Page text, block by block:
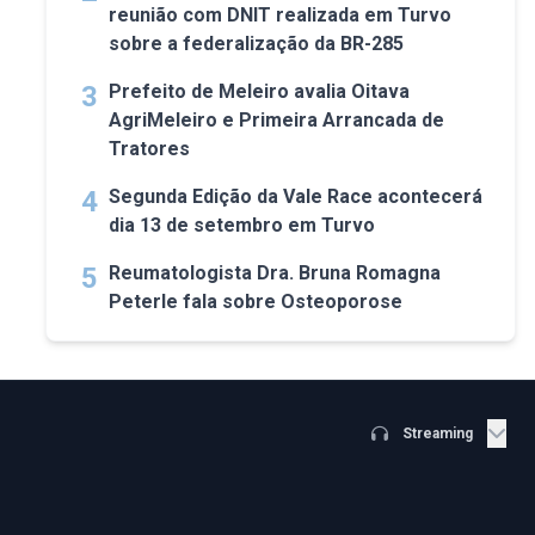
reunião com DNIT realizada em Turvo
sobre a federalização da BR-285
3 Prefeito de Meleiro avalia Oitava
AgriMeleiro e Primeira Arrancada de
Tratores
4 Segunda Edição da Vale Race acontecerá
dia 13 de setembro em Turvo
5 Reumatologista Dra. Bruna Romagna
Peterle fala sobre Osteoporose
Streaming